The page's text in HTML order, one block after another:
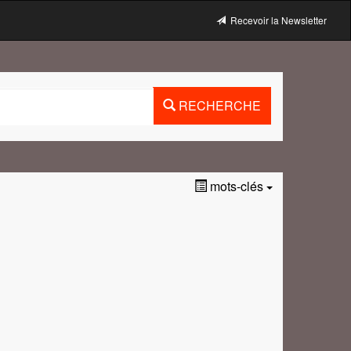
Recevoir la Newsletter
RECHERCHE
mots-clés